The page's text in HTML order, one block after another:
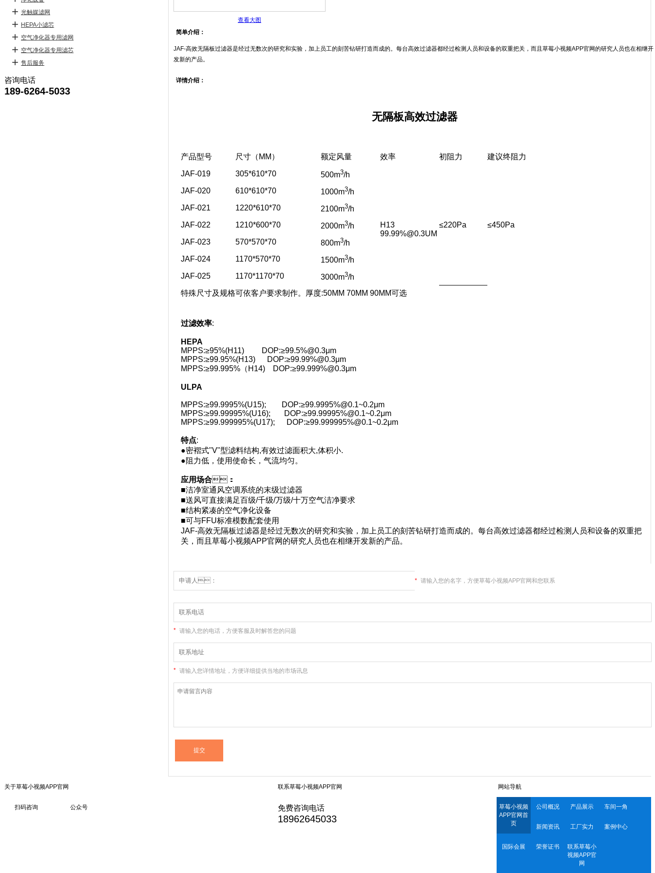
光触媒滤网
HEPA小滤芯
空气净化器专用滤网
空气净化器专用滤芯
售后服务
咨询电话
189-6264-5033
查看大图
简单介绍：
JAF-高效无隔板过滤器是经过无数次的研究和实验，加上员工的刻苦钻研打造而成的。每台高效过滤器都经过检测人员和设备的双重把关，而且草莓小视频APP官网的研究人员也在相继开
发新的产品。
详情介绍：
无隔板高效过滤器
产品型号 尺寸（MM） 额定风量 效率 初阻力 建议终阻力
JAF-019 305*610*70 500m3/h
H13
99.99%@0.3UM
≤220Pa ≤450Pa
JAF-020 610*610*70 1000m3/h
JAF-021
1220*610*70 2100m3/h
JAF-022
1210*600*70 2000m3/h
JAF-023
570*570*70 800m3/h
JAF-024
1170*570*70 1500m3/h
JAF-025
1170*1170*70 3000m3/h
特殊尺寸及规格可依客户要求制作。厚度:50MM 70MM 90MM可选
过滤效率:
HEPA
MPPS:≥95%(H11) DOP:≥99.5%@0.3μm
MPPS:≥99.95%(H13) DOP:≥99.99%@0.3μm
MPPS:≥99.995%（H14) DOP:≥99.999%@0.3μm
ULPA
MPPS:≥99.9995%(U15); DOP:≥99.9995%@0.1~0.2μm
MPPS:≥99.99995%(U16); DOP:≥99.99995%@0.1~0.2μm
MPPS:≥99.999995%(U17); DOP:≥99.999995%@0.1~0.2μm
特点:
●密褶式"V"型滤料结构,有效过滤面积大,体积小.
●阻力低，使用使命长，气流均匀。
应用场合：
■洁净室通风空调系统的末级过滤器
■送风可直接满足百级/千级/万级/十万空气洁净要求
■结构紧凑的空气净化设备
■可与FFU标准模数配套使用
JAF-高效无隔板过滤器是经过无数次的研究和实验，加上员工的刻苦钻研打造而成的。每台高效过滤器都经过检测人员和设备的双重把
关，而且草莓小视频APP官网的研究人员也在相继开发新的产品。
* 请输入您的名字，方便草莓小视频APP官网和您联系
* 请输入您的电话，方便客服及时解答您的问题
* 请输入您详情地址，方便详细提供当地的市场讯息
关于草莓小视频APP官网
扫码咨询 公众号
联系草莓小视频APP官网
免费咨询电话
18962645033
网站导航
草莓小视频
APP官网首
页
公司概况 产品展示 车间一角
新闻资讯 工厂实力 案例中心
国际会展 荣誉证书
联系草莓小
视频APP官
网